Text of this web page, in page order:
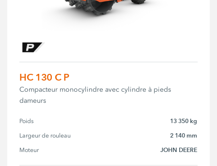
HC 130 C P
Compacteur monocylindre avec cylindre à pieds
dameurs
Poids 13 350 kg
Largeur de rouleau 2 140 mm
Moteur JOHN DEERE